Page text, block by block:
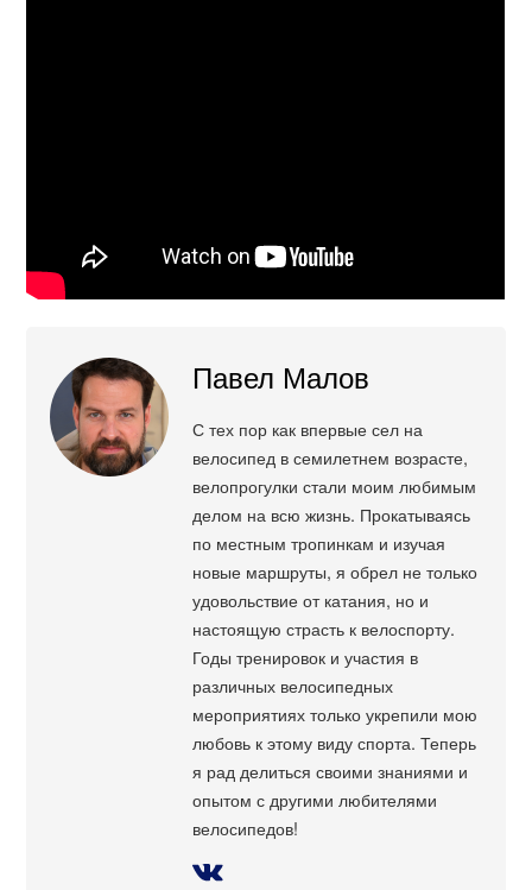
Павел Малов
С тех пор как впервые сел на
велосипед в семилетнем возрасте,
велопрогулки стали моим любимым
делом на всю жизнь. Прокатываясь
по местным тропинкам и изучая
новые маршруты, я обрел не только
удовольствие от катания, но и
настоящую страсть к велоспорту.
Годы тренировок и участия в
различных велосипедных
мероприятиях только укрепили мою
любовь к этому виду спорта. Теперь
я рад делиться своими знаниями и
опытом с другими любителями
велосипедов!